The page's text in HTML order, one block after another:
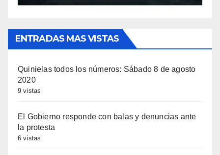
ENTRADAS MAS VISTAS
Quinielas todos los números: Sábado 8 de agosto
2020
9 vistas
El Gobierno responde con balas y denuncias ante
la protesta
6 vistas